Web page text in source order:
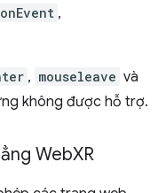
,
, mouseleave và
không được hỗ trợ.
WebXR